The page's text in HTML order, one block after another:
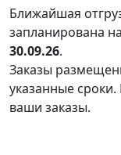
Ближайшая
запланирована на
30.09.26.
Заказы
указанные
ваши заказы.